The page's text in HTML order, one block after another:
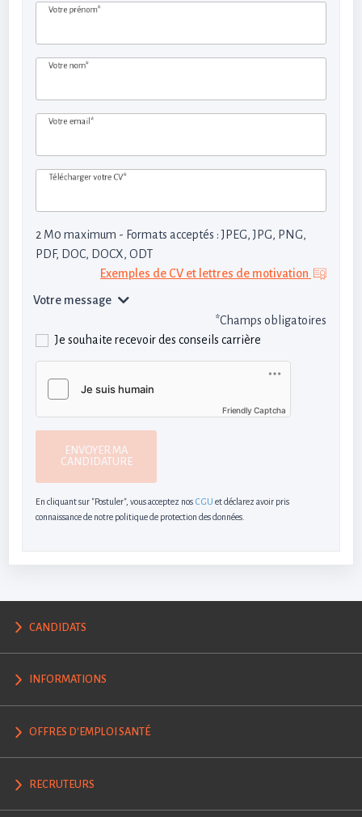
Votre prénom*
Votre nom*
Votre email*
Télécharger votre CV*
2 M0 maximum - Formats acceptés : JPEG, JPG, PNG,
PDF, DOC, DOCX, ODT
Exemples de CV et lettres de motivation
Votre message
*Champs obligatoires
Je souhaite recevoir des conseils carrière
Friendly Captcha
ENVOYER MA
CANDIDATURE
En cliquant sur "Postuler", vous acceptez nos CGU et déclarez avoir pris
connaissance de notre politique de protection des données.
CANDIDATS
INFORMATIONS
OFFRES D'EMPLOI SANTÉ
RECRUTEURS